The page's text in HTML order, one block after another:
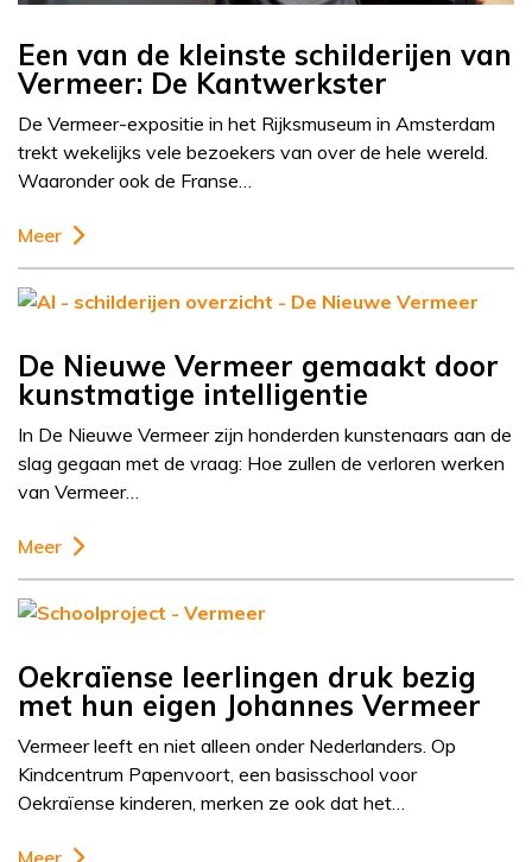
Een van de kleinste schilderijen van
Vermeer: De Kantwerkster
De Vermeer-expositie in het Rijksmuseum in Amsterdam
trekt wekelijks vele bezoekers van over de hele wereld.
Waaronder ook de Franse…
Meer
De Nieuwe Vermeer gemaakt door
kunstmatige intelligentie
In De Nieuwe Vermeer zijn honderden kunstenaars aan de
slag gegaan met de vraag: Hoe zullen de verloren werken
van Vermeer…
Meer
Oekraïense leerlingen druk bezig
met hun eigen Johannes Vermeer
Vermeer leeft en niet alleen onder Nederlanders. Op
Kindcentrum Papenvoort, een basisschool voor
Oekraïense kinderen, merken ze ook dat het…